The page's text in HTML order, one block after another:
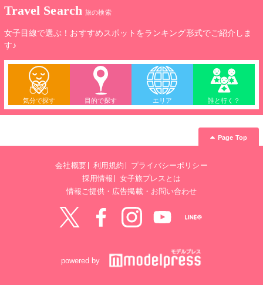
Travel Search 旅の検索
女子目線で選ぶ！おすすめスポットをランキング形式でご紹介しま
す♪
気分で探す 目的で探す エリア 誰と行く？
Page Top
会社概要 利用規約
プライバシーポリシー
採用情報
女子旅プレスとは
情報ご提供・広告掲載・お問い合わせ
powered by